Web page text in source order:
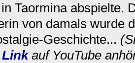
Taormina abspielte.
von damals wurde
Geschichte...
Linkauf YouTube